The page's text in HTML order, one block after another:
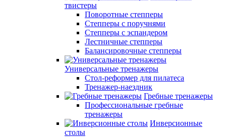
твистеры
Поворотные степперы
Степперы с поручнями
Степперы с эспандером
Лестничные степперы
Балансировочные степперы
Универсальные тренажеры
Стол-реформер для пилатеса
Тренажер-наездник
Гребные тренажеры
Профессиональные гребные
тренажеры
Инверсионные
столы